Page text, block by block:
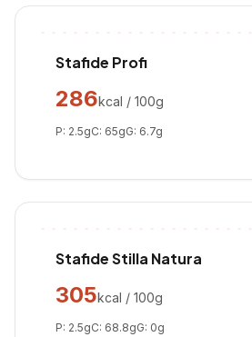
Stafide Profi
286kcal / 100g
P: 2.5gC: 65gG: 6.7g
Stafide Stilla Natura
305kcal / 100g
P: 2.5gC: 68.8gG: 0g